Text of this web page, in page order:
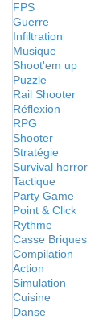
FPS
Guerre
Infiltration
Musique
Shoot'em up
Puzzle
Rail Shooter
Réflexion
RPG
Shooter
Stratégie
Survival horror
Tactique
Party Game
Point & Click
Rythme
Casse Briques
Compilation
Action
Simulation
Cuisine
Danse